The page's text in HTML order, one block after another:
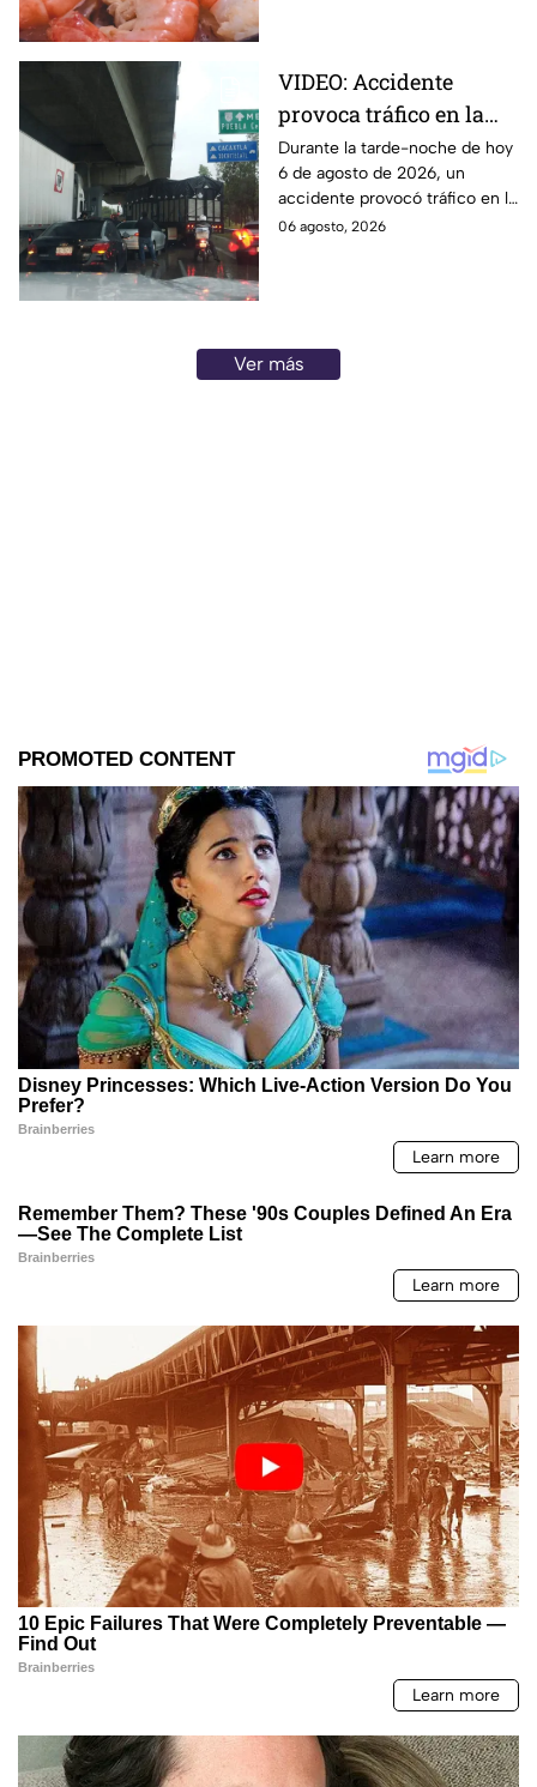
VIDEO: Accidente
provoca tráfico en la
autopista México-
Puebla HOY
Durante la tarde-noche de hoy
6 de agosto de 2026, un
accidente provocó tráfico en la
autopista México-Puebla. Aquí
06 agosto, 2026
Ver más